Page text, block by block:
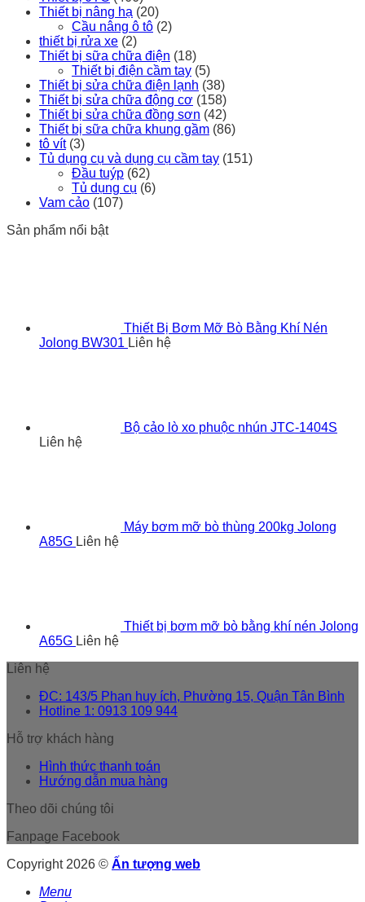
Thiết bị nâng hạ (20)
Cầu nâng ô tô (2)
thiết bị rửa xe (2)
Thiết bị sữa chữa điện (18)
Thiết bị điện cầm tay (5)
Thiết bị sửa chữa điện lạnh (38)
Thiết bị sửa chữa động cơ (158)
Thiết bị sửa chữa đồng sơn (42)
Thiết bị sữa chữa khung gầm (86)
tô vít (3)
Tủ dụng cụ và dụng cụ cầm tay (151)
Đầu tuýp (62)
Tủ dụng cụ (6)
Vam cảo (107)
Sản phẩm nổi bật
Thiết Bị Bơm Mỡ Bò Bằng Khí Nén
Jolong BW301 Liên hệ
Bộ cảo lò xo phuộc nhún JTC-1404S
Liên hệ
Máy bơm mỡ bò thùng 200kg Jolong
A85G Liên hệ
Thiết bị bơm mỡ bò bằng khí nén Jolong
A65G Liên hệ
Liên hệ
ĐC: 143/5 Phan huy ích, Phường 15, Quận Tân Bình
Hotline 1: 0913 109 944
Hỗ trợ khách hàng
Hình thức thanh toán
Hướng dẫn mua hàng
Theo dõi chúng tôi
Fanpage Facebook
Copyright 2026 © Ấn tượng web
Menu